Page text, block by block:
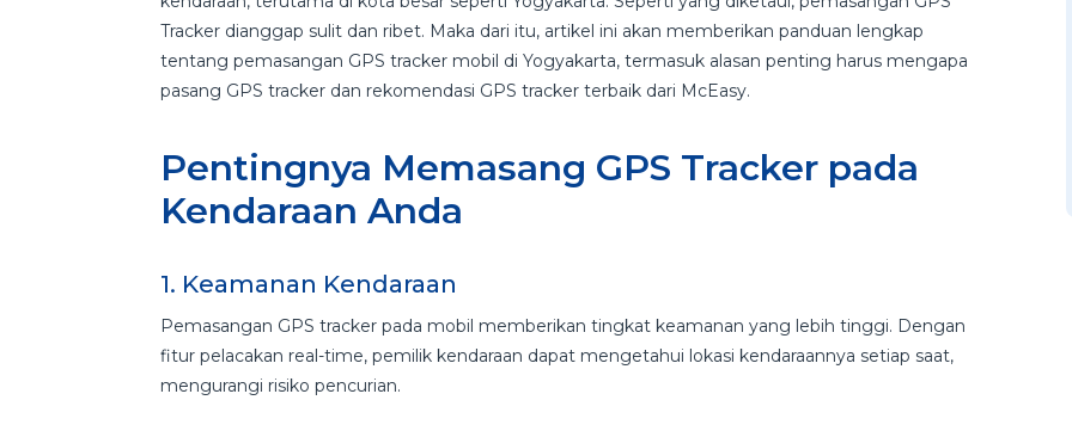
Tracker dianggap sulit dan ribet. Maka dari itu, artikel ini akan memberikan panduan lengkap
tentang pemasangan GPS tracker mobil di Yogyakarta, termasuk alasan penting harus mengapa
pasang GPS tracker dan rekomendasi GPS tracker terbaik dari McEasy.
Pentingnya Memasang GPS Tracker pada
Kendaraan Anda
1. Keamanan Kendaraan
Pemasangan GPS tracker pada mobil memberikan tingkat keamanan yang lebih tinggi. Dengan
fitur pelacakan real-time, pemilik kendaraan dapat mengetahui lokasi kendaraannya setiap saat,
mengurangi risiko pencurian.